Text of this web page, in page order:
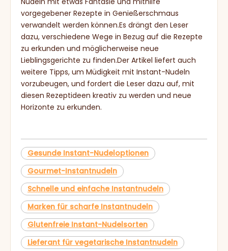
vorgegebener Rezepte in Genießerschmaus
verwandelt werden können.Es drängt den Leser
dazu, verschiedene Wege in Bezug auf die Rezepte
zu erkunden und möglicherweise neue
Lieblingsgerichte zu finden.Der Artikel liefert auch
weitere Tipps, um Müdigkeit mit Instant-Nudeln
vorzubeugen, und fordert die Leser dazu auf, mit
diesen Rezeptideen kreativ zu werden und neue
Horizonte zu erkunden.
Gesunde Instant-Nudeloptionen
Gourmet-Instantnudeln
Schnelle und einfache Instantnudeln
Marken für scharfe Instantnudeln
Glutenfreie Instant-Nudelsorten
Lieferant für vegetarische Instantnudeln